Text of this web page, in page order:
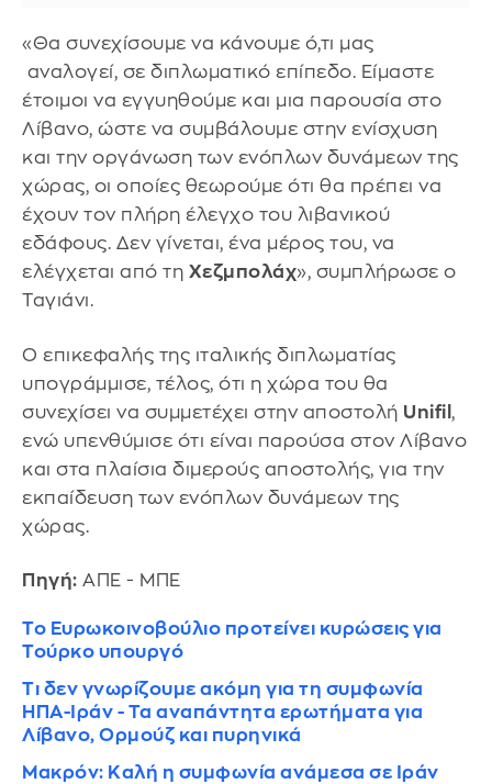
«Θα συνεχίσουμε να κάνουμε ό,τι μας
αναλογεί, σε διπλωματικό επίπεδο. Είμαστε
έτοιμοι να εγγυηθούμε και μια παρουσία στο
Λίβανο, ώστε να συμβάλουμε στην ενίσχυση
και την οργάνωση των ενόπλων δυνάμεων της
χώρας, οι οποίες θεωρούμε ότι θα πρέπει να
έχουν τον πλήρη έλεγχο του λιβανικού
εδάφους. Δεν γίνεται, ένα μέρος του, να
ελέγχεται από τη Χεζμπολάχ», συμπλήρωσε ο
Ταγιάνι.
Ο επικεφαλής της ιταλικής διπλωματίας
υπογράμμισε, τέλος, ότι η χώρα του θα
συνεχίσει να συμμετέχει στην αποστολή Unifil ,
ενώ υπενθύμισε ότι είναι παρούσα στον Λίβανο
και στα πλαίσια διμερούς αποστολής, για την
εκπαίδευση των ενόπλων δυνάμεων της
χώρας.
Πηγή: ΑΠΕ - ΜΠΕ
Το Ευρωκοινοβούλιο προτείνει κυρώσεις για
Τούρκο υπουργό
Τι δεν γνωρίζουμε ακόμη για τη συμφωνία
ΗΠΑ-Ιράν - Τα αναπάντητα ερωτήματα για
Λίβανο, Ορμούζ και πυρηνικά
Μακρόν: Καλή η συμφωνία ανάμεσα σε Ιράν